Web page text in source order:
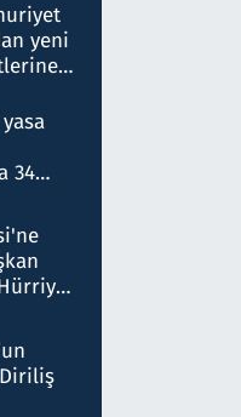
yeni
kararı
34